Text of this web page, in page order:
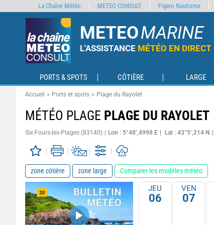
METEOMARINE
L'ASSISTANCE MÉTÉO EN DIRECT
PORTS & SPOTS CÔTIÈRE LARGE
Accueil Ports et spots Plage du Rayolet
MÉTÉO PLAGE PLAGE DU RAYOLET
Six-Fours-les-Plages (83140) Lon : 5°48’,4998 E Lat : 43°5’,214 N
zone côtière zone large Comparer les modèles météo
JEU
06
VEN
07
La Chaîne Météo METEO CONSULT Figaro Nautisme